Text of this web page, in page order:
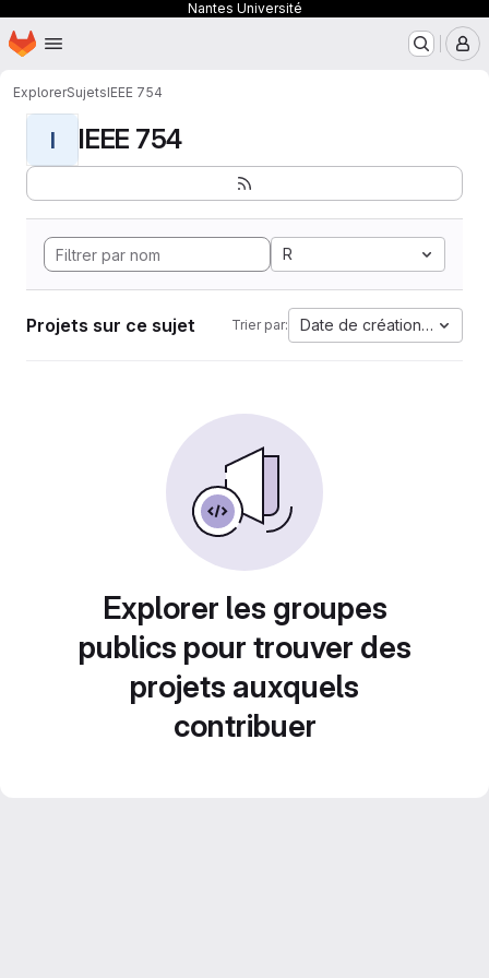
Nantes Université
Passer au contenu principal
Page d'accueil
ExplorerSujetsIEEE 754
I IEEE 754
R
Projets sur ce sujet Trier par: Date de création la plus
Explorer les groupes
publics pour trouver des
projets auxquels
contribuer